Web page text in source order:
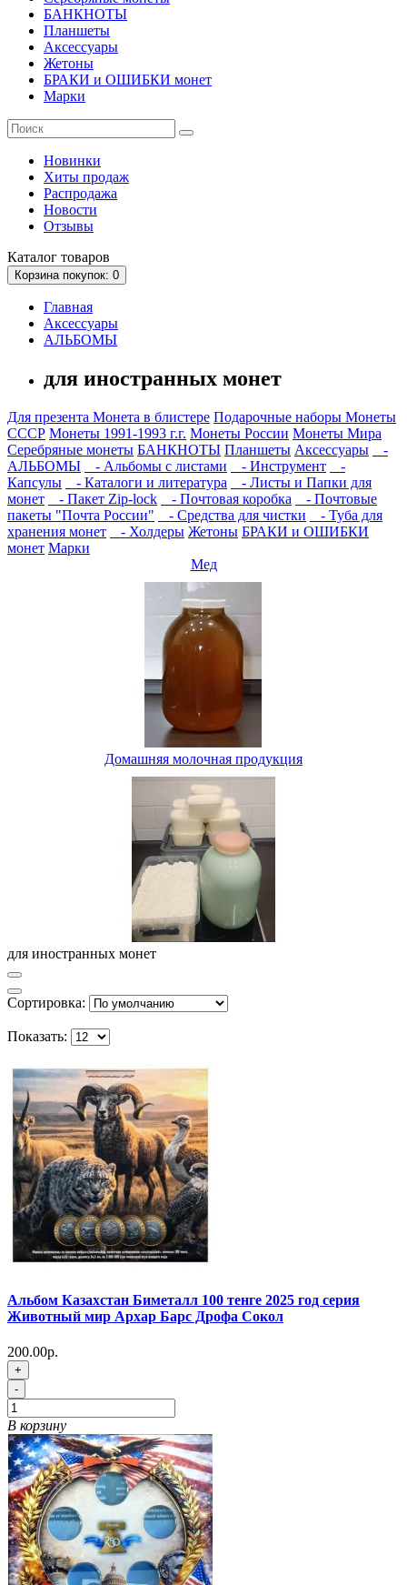
БАНКНОТЫ
Планшеты
Аксессуары
Жетоны
БРАКИ и ОШИБКИ монет
Марки
Новинки
Хиты продаж
Распродажа
Новости
Отзывы
Каталог товаров
Корзинапокупок: 0
Главная
Аксессуары
АЛЬБОМЫ
для иностранных монет
Для презента Монета в блистере Подарочные наборы Монеты
СССР Монеты 1991-1993 г.г. Монеты России Монеты Мира
Серебряные монеты БАНКНОТЫ Планшеты Аксессуары
-
АЛЬБОМЫ
- Альбомы с листами - Инструмент
-
Капсулы
- Каталоги и литература
- Листы и Папки для
монет
- Пакет Zip-lock - Почтовая коробка
- Почтовые
пакеты "Почта России"
- Средства для чистки
- Туба для
хранения монет
- Холдеры Жетоны БРАКИ и ОШИБКИ
монет Марки
Мед
Домашняя молочная продукция
для иностранных монет
Сортировка:
Показать:
Альбом Казахстан Биметалл 100 тенге 2025 год серия
Животный мир Архар Барс Дрофа Сокол
200.00р.
+
-
В корзину